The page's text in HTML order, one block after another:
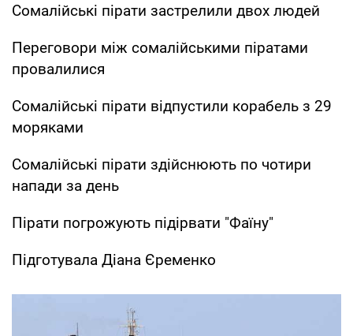
Сомалійські пірати застрелили двох людей
Переговори між сомалійськими піратами
провалилися
Сомалійські пірати відпустили корабель з 29
моряками
Сомалійські пірати здійснюють по чотири
напади за день
Пірати погрожують підірвати "Фаїну"
Підготувала Діана Єременко